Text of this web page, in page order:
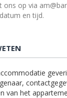
op via
en tijd.
van het